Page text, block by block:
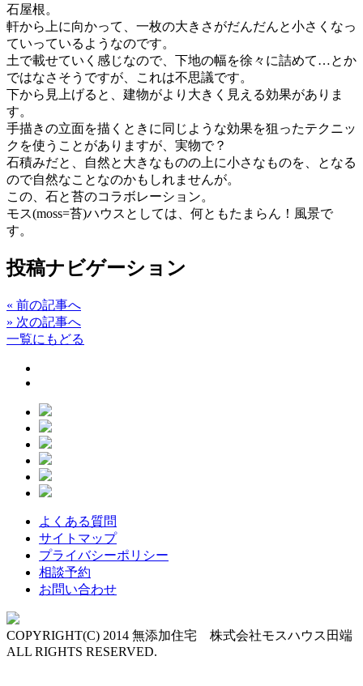
石屋根。
軒から上に向かって、一枚の大きさがだんだんと小さくなっ
ていっているようなのです。
土で載せていく感じなので、下地の幅を徐々に詰めて…とか
ではなさそうですが、これは不思議です。
下から見上げると、建物がより大きく見える効果がありま
す。
手描きの立面を描くときに同じような効果を狙ったテクニッ
クを使うことがありますが、実物で？
石積みだと、自然と大きなものの上に小さなものを、となる
ので自然なことなのかもしれませんが。
この、石と苔のコラボレーション。
モス(moss=苔)ハウスとしては、何ともたまらん！風景で
す。
投稿ナビゲーション
« 前の記事へ
» 次の記事へ
一覧にもどる
よくある質問
サイトマップ
プライバシーポリシー
相談予約
お問い合わせ
COPYRIGHT(C) 2014 無添加住宅 株式会社モスハウス田端
ALL RIGHTS RESERVED.